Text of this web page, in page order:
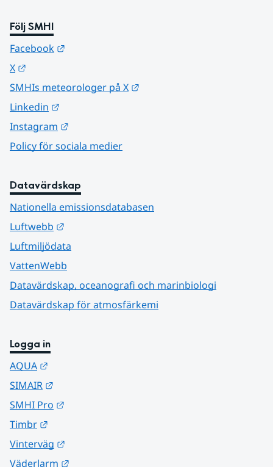
Följ SMHI
Facebook
X
SMHIs meteorologer på X
Linkedin
Instagram
Policy för sociala medier
Datavärdskap
Nationella emissionsdatabasen
Luftwebb
Luftmiljödata
VattenWebb
Datavärdskap, oceanografi och marinbiologi
Datavärdskap för atmosfärkemi
Logga in
AQUA
SIMAIR
SMHI Pro
Timbr
Vinterväg
Väderlarm